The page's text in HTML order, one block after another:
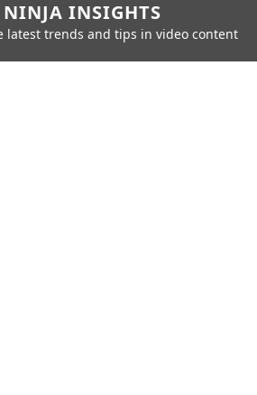
NINJA INSIGHTS
latest trends and tips in video content